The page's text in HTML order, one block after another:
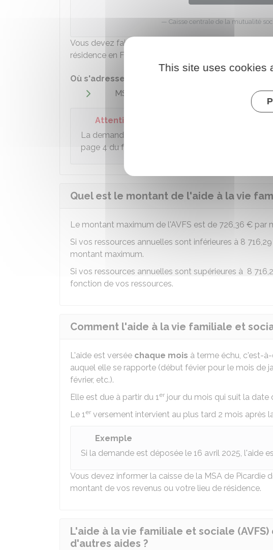
Caisse centrale de la mutualité
Vous devez faire parvenir votre demande à la MSA de
résidence en France.
Où s'adresser ?
MSA de Picardie - Demande d'aide à la
Attention
La demande doit être accompagnée des
page 4 du formulaire.
Quel est le montant de l'aide à la vie
Le montant maximum de l'AVFS est de 726,36 € par
Si vos ressources annuelles sont inférieures à 8
montant maximum.
Si vos ressources annuelles sont supérieures à 8
fonction de vos ressources.
Comment l'aide à la vie familiale et
L'aide est versée chaque mois à terme échu, c'est-
auquel elle se rapporte (début févier pour le mois de
février, etc.).
Elle est due à partir du 1er jour du mois qui suit la
Le 1er versement intervient au plus tard 2 mois après
Exemple
Si la demande est déposée le 16 avril 2025, l'aide
Vous devez informer la caisse de la MSA de Picardie
montant de vos revenus ou votre lieu de résidence.
L'aide à la vie familiale et sociale
d'autres aides ?
This site uses cookies